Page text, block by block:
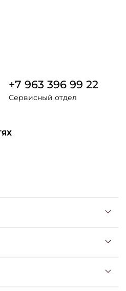
+7 963 396 99 22
Сервисный отдел